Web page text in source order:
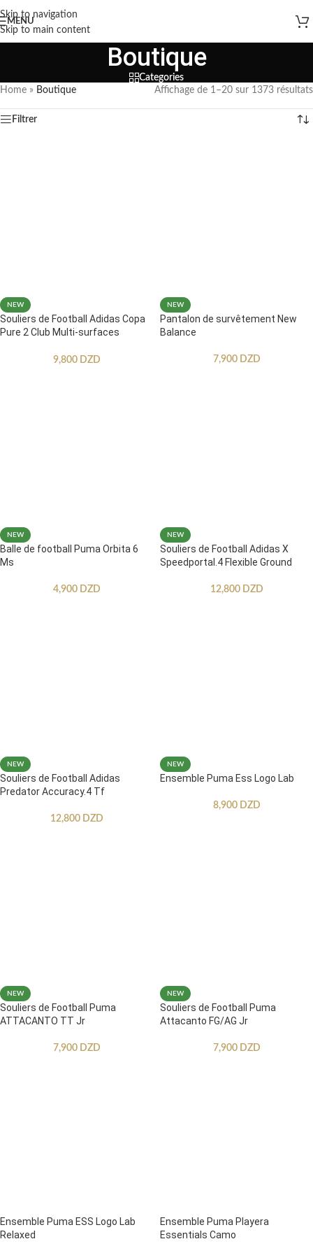
Skip to navigation
Skip to main content
MENU
Boutique
Categories
Home » Boutique Affichage de 1–20 sur 1373 résultats
Filtrer
NEW
Souliers de Football Adidas Copa
Pure 2 Club Multi-surfaces
9,800 DZD
NEW
Pantalon de survêtement New
Balance
7,900 DZD
NEW
Balle de football Puma Orbita 6
Ms
4,900 DZD
NEW
Souliers de Football Adidas X
Speedportal.4 Flexible Ground
12,800 DZD
NEW
Souliers de Football Adidas
Predator Accuracy.4 Tf
12,800 DZD
NEW
Ensemble Puma Ess Logo Lab
8,900 DZD
NEW
Souliers de Football Puma
ATTACANTO TT Jr
7,900 DZD
NEW
Souliers de Football Puma
Attacanto FG/AG Jr
7,900 DZD
Ensemble Puma ESS Logo Lab
Relaxed
Ensemble Puma Playera
Essentials Camo